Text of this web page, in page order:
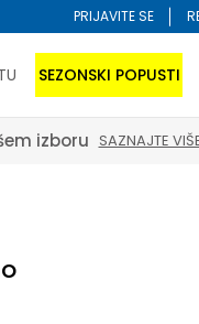
PRIJAVITE SE
SEZONSKI POPUSTI
izboru SAZNAJTE